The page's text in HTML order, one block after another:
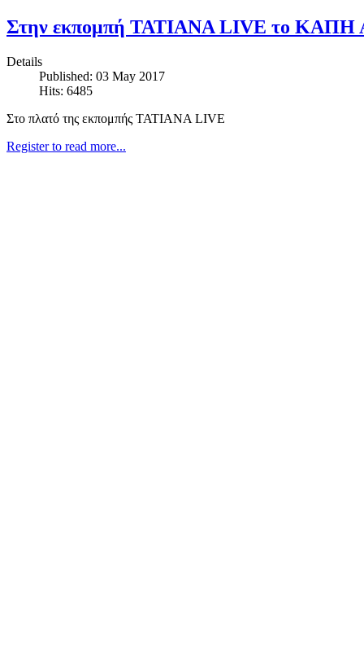
Στην εκπομπή ΤΑΤΙΑΝΑ LIVE το
Details
Published: 03 May 2017
Hits: 6485
Στο πλατό της εκπομπής ΤΑΤΙΑΝΑ LIVE
Register to read more...